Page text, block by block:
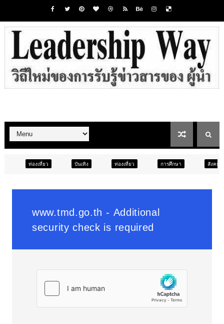
บันเทิง ท่องเที่ยว การศึกษา สังคม การศึกษา